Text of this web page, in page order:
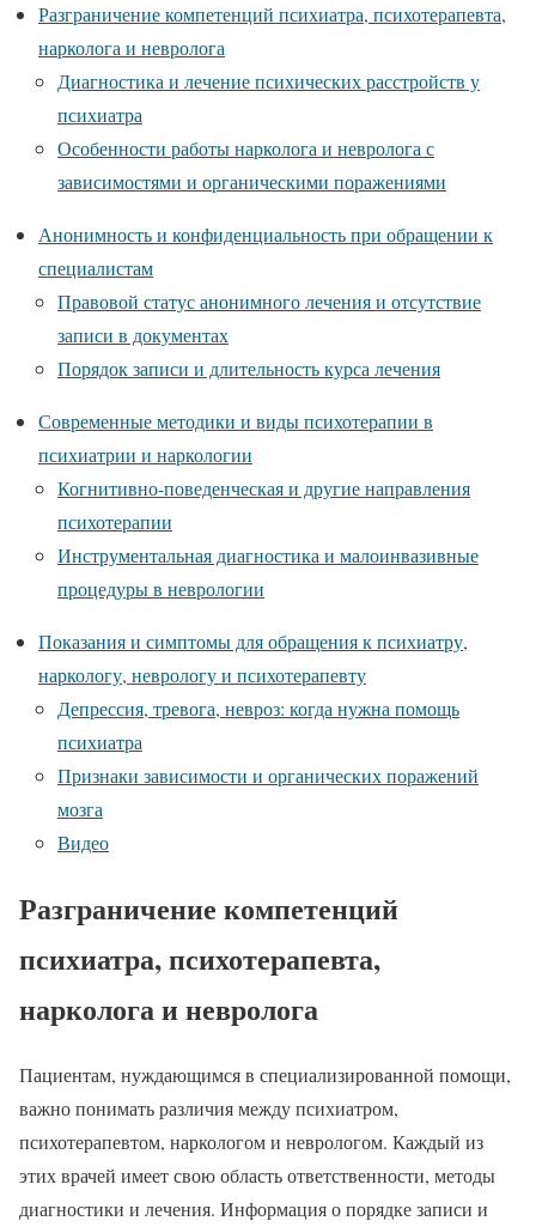
Разграничение компетенций психиатра, психотерапевта,
нарколога и невролога
Диагностика и лечение психических расстройств у
психиатра
Особенности работы нарколога и невролога с
зависимостями и органическими поражениями
Анонимность и конфиденциальность при обращении к
специалистам
Правовой статус анонимного лечения и отсутствие
записи в документах
Порядок записи и длительность курса лечения
Современные методики и виды психотерапии в
психиатрии и наркологии
Когнитивно-поведенческая и другие направления
психотерапии
Инструментальная диагностика и малоинвазивные
процедуры в неврологии
Показания и симптомы для обращения к психиатру,
наркологу, неврологу и психотерапевту
Депрессия, тревога, невроз: когда нужна помощь
психиатра
Признаки зависимости и органических поражений
мозга
Видео
Разграничение компетенций
психиатра, психотерапевта,
нарколога и невролога
Пациентам, нуждающимся в специализированной помощи,
важно понимать различия между психиатром,
психотерапевтом, наркологом и неврологом. Каждый из
этих врачей имеет свою область ответственности, методы
диагностики и лечения. Информация о порядке записи и